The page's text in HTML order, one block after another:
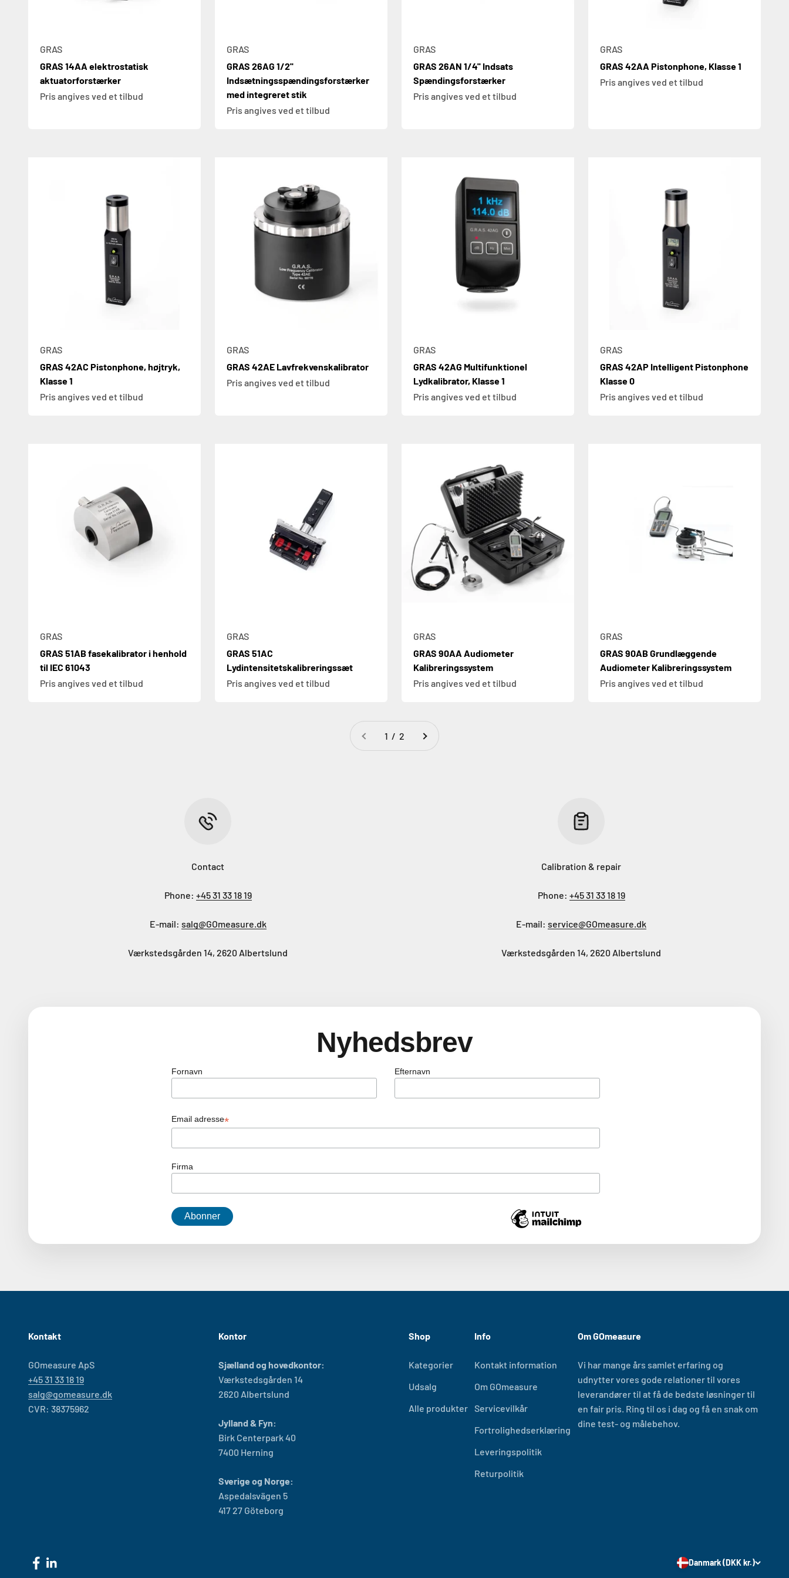
GRAS
GRAS 14AA elektrostatisk
aktuatorforstærker
Pris angives ved et tilbud
GRAS
GRAS 26AG 1/2''
Indsætningsspændingsforstærker
med integreret stik
Pris angives ved et tilbud
GRAS
GRAS 26AN 1/4'' Indsats
Spændingsforstærker
Pris angives ved et tilbud
GRAS
GRAS 42AA Pistonphone, Klasse 1
Pris angives ved et tilbud
GRAS
GRAS 42AC Pistonphone, højtryk,
Klasse 1
Pris angives ved et tilbud
GRAS
GRAS 42AE Lavfrekvenskalibrator
Pris angives ved et tilbud
GRAS
GRAS 42AG Multifunktionel
Lydkalibrator, Klasse 1
Pris angives ved et tilbud
GRAS
GRAS 42AP Intelligent Pistonphone
Klasse 0
Pris angives ved et tilbud
GRAS
GRAS 51AB fasekalibrator i henhold
til IEC 61043
Pris angives ved et tilbud
GRAS
GRAS 51AC
Lydintensitetskalibreringssæt
Pris angives ved et tilbud
GRAS
GRAS 90AA Audiometer
Kalibreringssystem
Pris angives ved et tilbud
GRAS
GRAS 90AB Grundlæggende
Audiometer Kalibreringssystem
Pris angives ved et tilbud
1 / 2
Contact
Phone: +45 31 33 18 19
E-mail: salg@GOmeasure.dk
Værkstedsgården 14, 2620 Albertslund
Calibration & repair
Phone: +45 31 33 18 19
E-mail: service@GOmeasure.dk
Værkstedsgården 14, 2620 Albertslund
Nyhedsbrev
Fornavn Efternavn
Email adresse*
Firma
Kontakt
GOmeasure ApS
+45 31 33 18 19
salg@gomeasure.dk
CVR: 38375962
Kontor
Sjælland og hovedkontor:
Værkstedsgården 14
2620 Albertslund
Jylland & Fyn:
Birk Centerpark 40
7400 Herning
Sverige og Norge:
Aspedalsvägen 5
417 27 Göteborg
Shop
Kategorier
Udsalg
Alle produkter
Info
Kontakt information
Om GOmeasure
Servicevilkår
Fortrolighedserklæring
Leveringspolitik
Returpolitik
Om GOmeasure
Vi har mange års samlet erfaring og
udnytter vores gode relationer til vores
leverandører til at få de bedste løsninger til
en fair pris. Ring til os i dag og få en snak om
dine test- og målebehov.
Danmark (DKK kr.)